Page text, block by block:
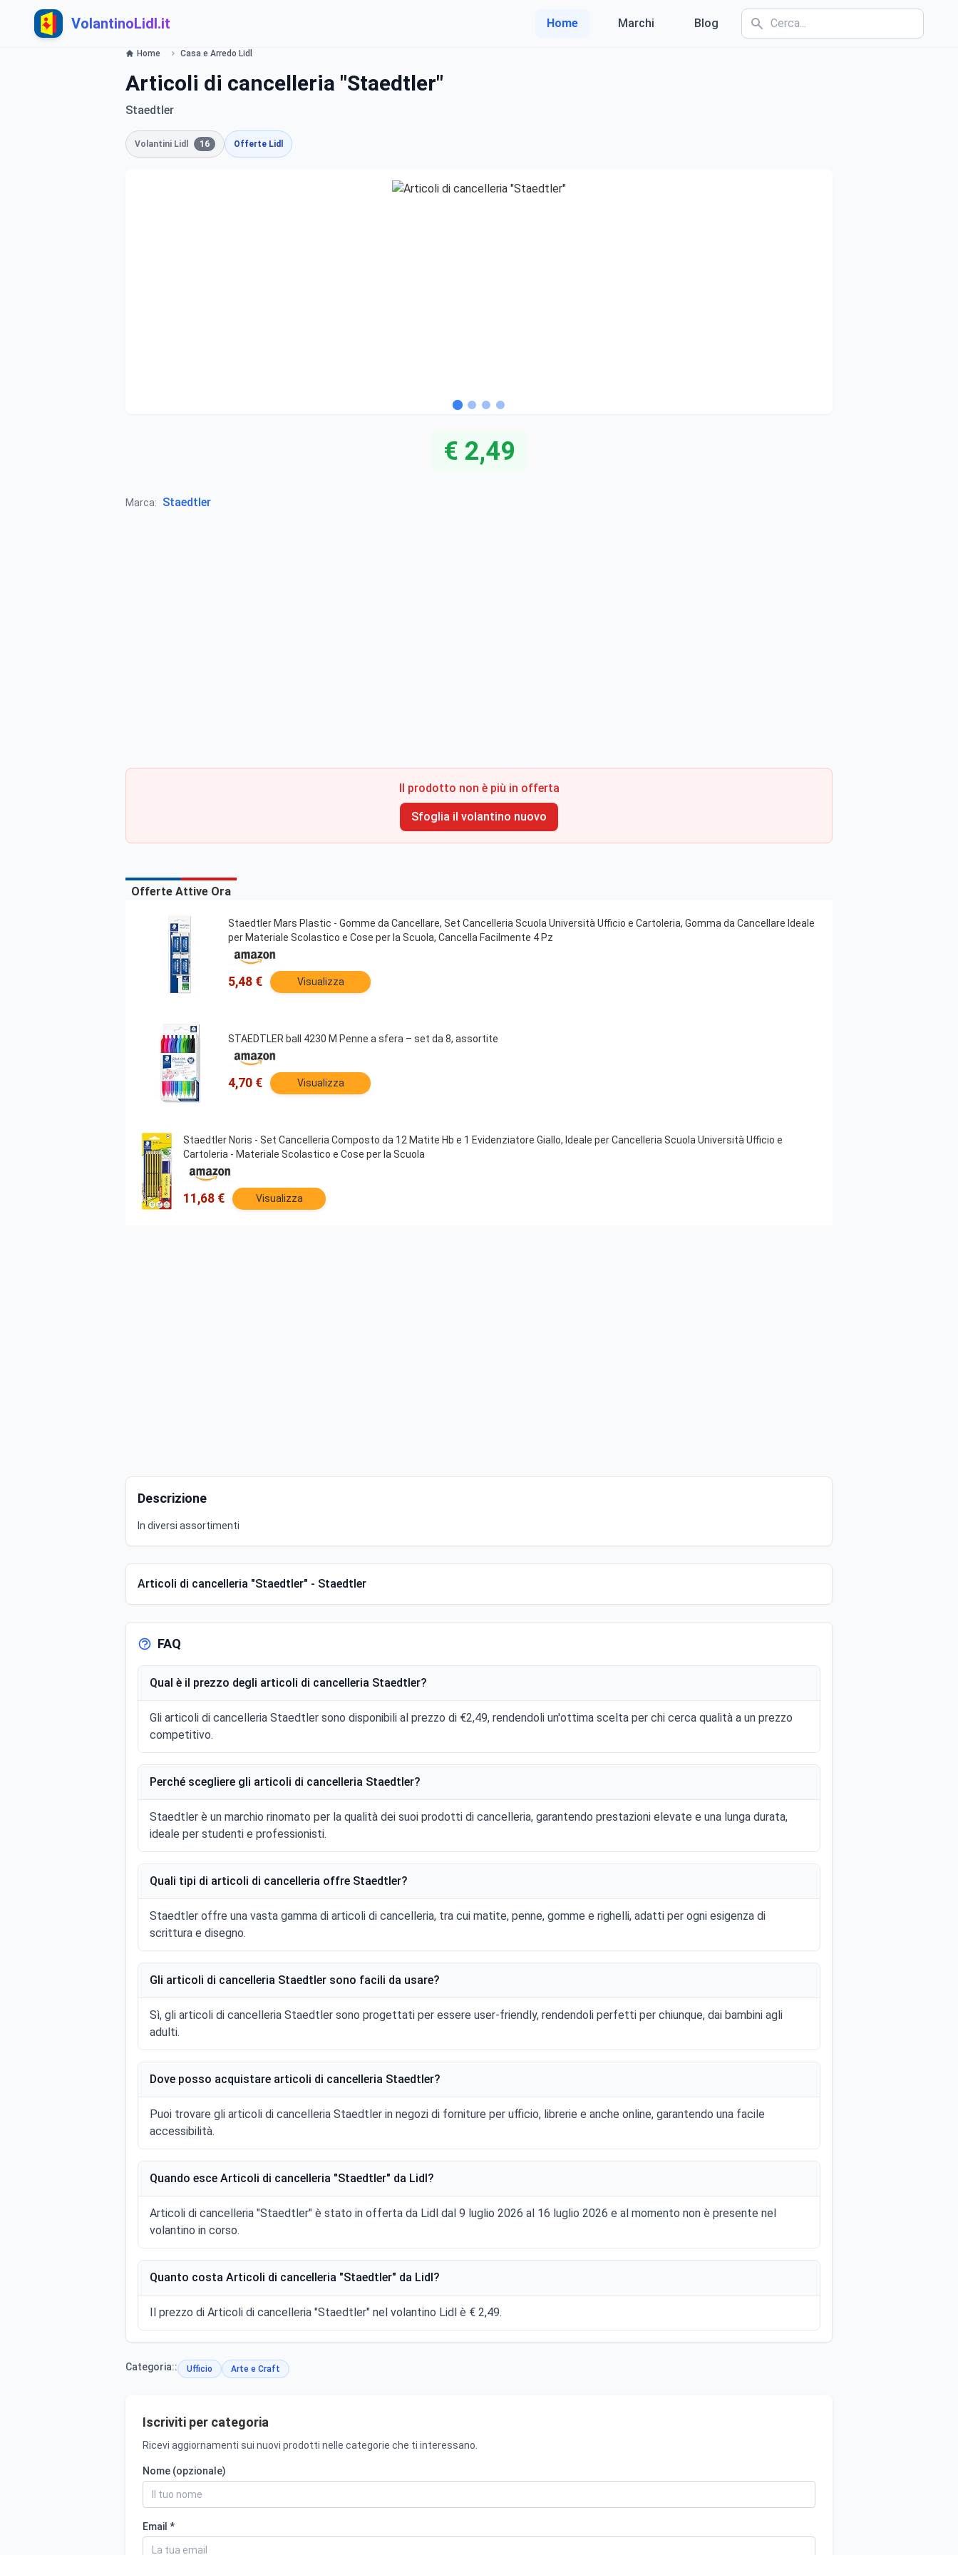
VolantinoLidl.it Home Marchi Blog
Home Casa e Arredo Lidl
Articoli di cancelleria "Staedtler"
Staedtler
Volantini Lidl 16 Offerte Lidl
€ 2,49
Marca: Staedtler
Il prodotto non è più in offerta
Sfoglia il volantino nuovo
Offerte Attive Ora
Staedtler Mars Plastic - Gomme da Cancellare, Set Cancelleria Scuola Università Ufficio e Cartoleria, Gomma da Cancellare Ideale
per Materiale Scolastico e Cose per la Scuola, Cancella Facilmente 4 Pz
5,48 € Visualizza
STAEDTLER ball 4230 M Penne a sfera – set da 8, assortite
4,70 € Visualizza
Staedtler Noris - Set Cancelleria Composto da 12 Matite Hb e 1 Evidenziatore Giallo, Ideale per Cancelleria Scuola Università Ufficio e
Cartoleria - Materiale Scolastico e Cose per la Scuola
11,68 € Visualizza
Descrizione
In diversi assortimenti
Articoli di cancelleria "Staedtler" - Staedtler
FAQ
Qual è il prezzo degli articoli di cancelleria Staedtler?
Gli articoli di cancelleria Staedtler sono disponibili al prezzo di €2,49, rendendoli un'ottima scelta per chi cerca qualità a un prezzo
competitivo.
Perché scegliere gli articoli di cancelleria Staedtler?
Staedtler è un marchio rinomato per la qualità dei suoi prodotti di cancelleria, garantendo prestazioni elevate e una lunga durata,
ideale per studenti e professionisti.
Quali tipi di articoli di cancelleria offre Staedtler?
Staedtler offre una vasta gamma di articoli di cancelleria, tra cui matite, penne, gomme e righelli, adatti per ogni esigenza di
scrittura e disegno.
Gli articoli di cancelleria Staedtler sono facili da usare?
Sì, gli articoli di cancelleria Staedtler sono progettati per essere user-friendly, rendendoli perfetti per chiunque, dai bambini agli
adulti.
Dove posso acquistare articoli di cancelleria Staedtler?
Puoi trovare gli articoli di cancelleria Staedtler in negozi di forniture per ufficio, librerie e anche online, garantendo una facile
accessibilità.
Quando esce Articoli di cancelleria "Staedtler" da Lidl?
Articoli di cancelleria "Staedtler" è stato in offerta da Lidl dal 9 luglio 2026 al 16 luglio 2026 e al momento non è presente nel
volantino in corso.
Quanto costa Articoli di cancelleria "Staedtler" da Lidl?
Il prezzo di Articoli di cancelleria "Staedtler" nel volantino Lidl è € 2,49.
Categoria:: Ufficio Arte e Craft
Iscriviti per categoria
Ricevi aggiornamenti sui nuovi prodotti nelle categorie che ti interessano.
Nome (opzionale)
Email *